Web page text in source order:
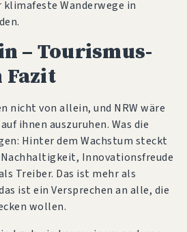
Wanderwege in
– Tourismus-
Fazit
nicht von allein, und NRW wäre
ihnen auszuruhen. Was die
Hinter dem Wachstum steckt
Innovationsfreude
Treiber. Das ist mehr als
ist ein Versprechen an alle, die
wollen.